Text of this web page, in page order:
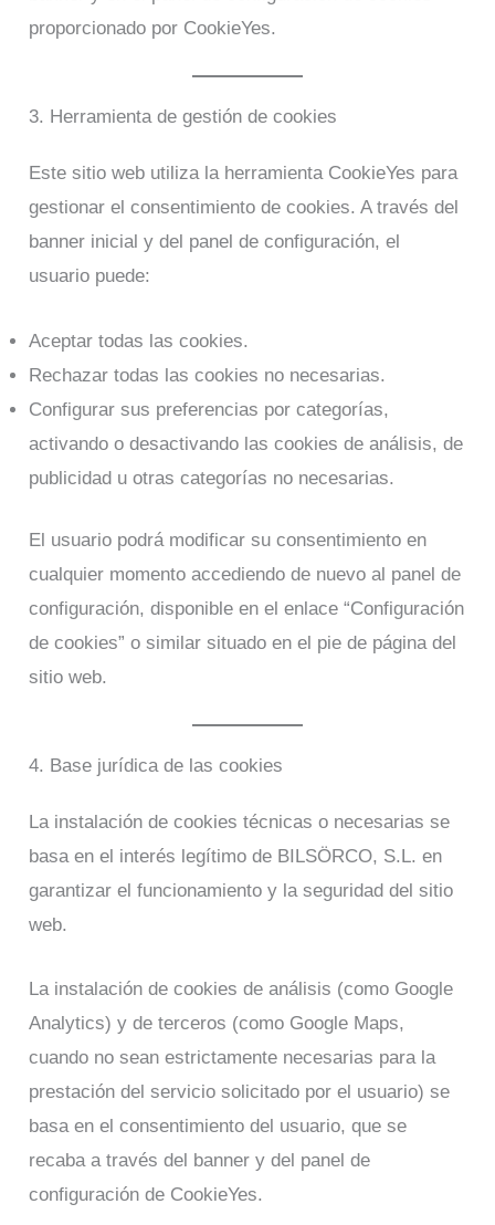
proporcionado por CookieYes.
3. Herramienta de gestión de cookies
Este sitio web utiliza la herramienta CookieYes para
gestionar el consentimiento de cookies. A través del
banner inicial y del panel de configuración, el
usuario puede:
Aceptar todas las cookies.
Rechazar todas las cookies no necesarias.
Configurar sus preferencias por categorías,
activando o desactivando las cookies de análisis, de
publicidad u otras categorías no necesarias.
El usuario podrá modificar su consentimiento en
cualquier momento accediendo de nuevo al panel de
configuración, disponible en el enlace “Configuración
de cookies” o similar situado en el pie de página del
sitio web.
4. Base jurídica de las cookies
La instalación de cookies técnicas o necesarias se
basa en el interés legítimo de BILSÖRCO, S.L. en
garantizar el funcionamiento y la seguridad del sitio
web.
La instalación de cookies de análisis (como Google
Analytics) y de terceros (como Google Maps,
cuando no sean estrictamente necesarias para la
prestación del servicio solicitado por el usuario) se
basa en el consentimiento del usuario, que se
recaba a través del banner y del panel de
configuración de CookieYes.